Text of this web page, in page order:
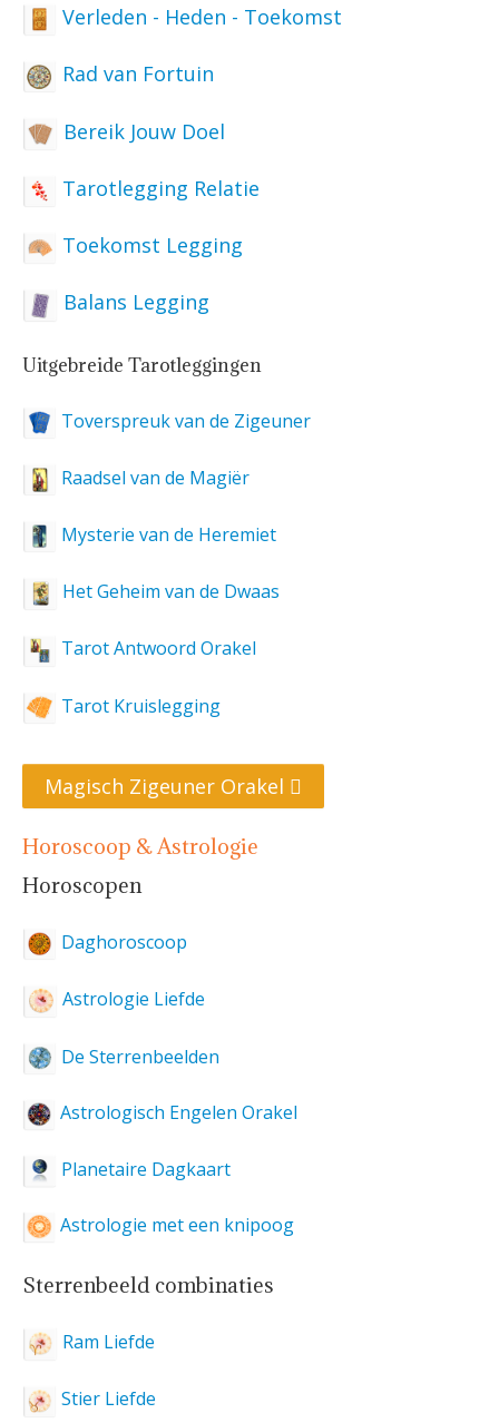
Verleden - Heden - Toekomst
Rad van Fortuin
Bereik Jouw Doel
Tarotlegging Relatie
Toekomst Legging
Balans Legging
Uitgebreide Tarotleggingen
Toverspreuk van de Zigeuner
Raadsel van de Magiër
Mysterie van de Heremiet
Het Geheim van de Dwaas
Tarot Antwoord Orakel
Tarot Kruislegging
Magisch Zigeuner Orakel
Horoscoop & Astrologie
Horoscopen
Daghoroscoop
Astrologie Liefde
De Sterrenbeelden
Astrologisch Engelen Orakel
Planetaire Dagkaart
Astrologie met een knipoog
Sterrenbeeld combinaties
Ram Liefde
Stier Liefde